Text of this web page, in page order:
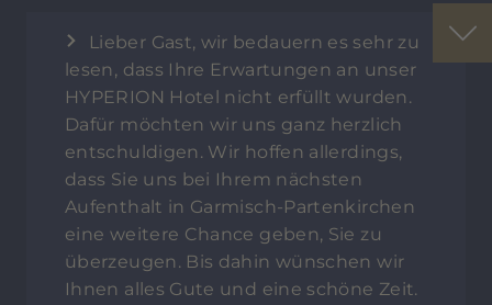
Lieber Gast, wir bedauern es sehr zu
lesen, dass Ihre Erwartungen an unser
HYPERION Hotel nicht erfüllt wurden.
Dafür möchten wir uns ganz herzlich
entschuldigen. Wir hoffen allerdings,
dass Sie uns bei Ihrem nächsten
Aufenthalt in Garmisch-Partenkirchen
eine weitere Chance geben, Sie zu
überzeugen. Bis dahin wünschen wir
Ihnen alles Gute und eine schöne Zeit.